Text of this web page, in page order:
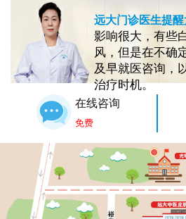
远大门诊医生提醒
影响很大，有些
风，但是在不确
及早就医咨询，
治疗时机。
在线咨询
免费